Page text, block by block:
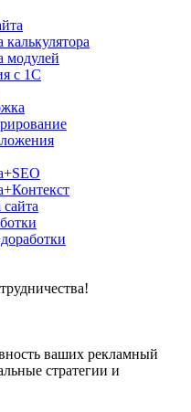
калькулятора
модулей
с 1С
ваших рекламный
стратегии и